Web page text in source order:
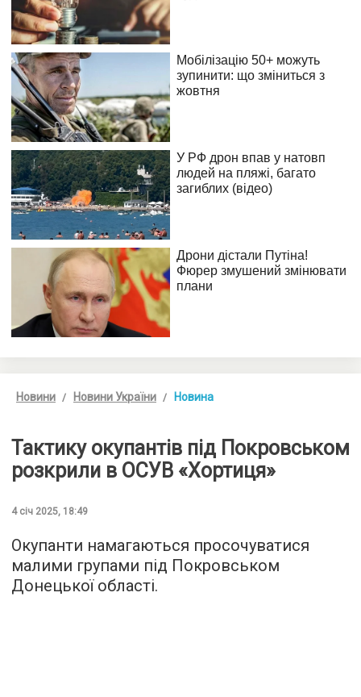
Новини Новини України Новина
Тактику окупантів під Покровськом
розкрили в ОСУВ «Хортиця»
4 січ 2025, 18:49
Окупанти намагаються просочуватися
малими групами під Покровськом
Донецької області.